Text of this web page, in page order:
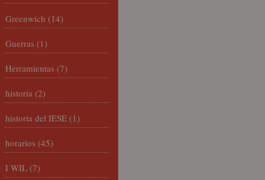
Greenwich (14)
Guerras (1)
Herramientas (7)
historia (2)
historia del IESE (1)
horarios (45)
I WIL (7)